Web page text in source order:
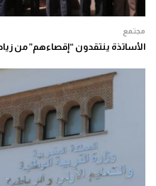
مجتمع
الأساتذة ينتقدون “إقصاءهم” من